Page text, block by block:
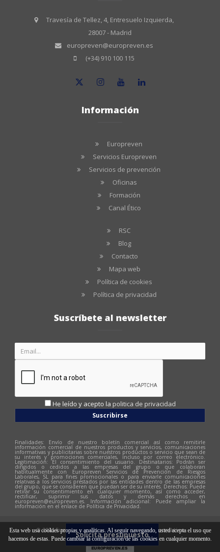
Esta web usa cookies propias y analíticas. Al seguir navegando, usted acepta el uso que
hacemos de estas. Puede cambiar la configuración de las cookies en cualquier momento.
Solicita presupuesto
Travesía de Tellez, 4, Entresuelo Izquierda,
28007 - Madrid
europreven@europreven.es
(+34) 910 100 115
Información
Europreven
Servicios Europreven
Servicios de prevención
Oficinas
Formación
Canal Ético
RSC
Blog
Contacto
Mapa web
Política de cookies
Política de privacidad
Suscríbete al newsletter
He leído y acepto la politica de privacidad
Suscribirse
Finalidades: Envío de nuestro boletín comercial así como remitirle
información comercial de nuestros productos y servicios, comunicaciones
informativas y publicitarias sobre nuestros productos o servicio que sean de
su interés y promociones comerciales, incluso por correo electrónico.
Legitimación: El consentimiento del usuario. Destinatarios: Podrán ser
dirigidos o cedidos a las empresas del grupo o que colaboran
habitualmente con Europreven Servicios de Prevención de Riesgos
Laborales, SL para fines promocionales o para enviarle comunicaciones
relativas a los servicios prestados por las entidades dentro de las empresas
del grupo, que se consideren que puedan ser de su interés. Derechos: Puede
retirar su consentimiento en cualquier momento, así como acceder,
rectificar, suprimir sus datos y demás derechos en
europreven@europreven.es. Información adicional: Puede ampliar la
información en el enlace de Política de Privacidad.
© 2026 Europreven | Diseño web: Hitech Informàtica